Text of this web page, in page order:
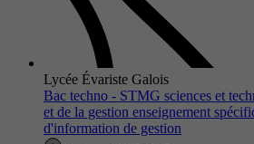
Lycée Évariste Galois
Bac techno - STMG sciences et
et de la gestion enseignement
d'information de gestion